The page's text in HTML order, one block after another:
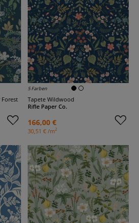
Forest
5 Farben
Tapete Wildwood
Rifle Paper Co.
166,00 €
30,51 € /m2